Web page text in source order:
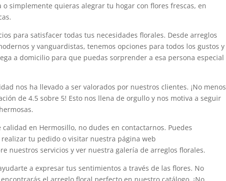
simplemente quieras alegrar tu hogar con flores frescas, en
para satisfacer todas tus necesidades florales. Desde arreglos
y vanguardistas, tenemos opciones para todos los gustos y
a domicilio para que puedas sorprender a esa persona especial
nos ha llevado a ser valorados por nuestros clientes. ¡No menos
de 4.5 sobre 5! Esto nos llena de orgullo y nos motiva a seguir
en Hermosillo, no dudes en contactarnos. Puedes
tu pedido o visitar nuestra página web
nuestros servicios y ver nuestra galería de arreglos florales.
a expresar tus sentimientos a través de las flores. No
el arreglo floral perfecto en nuestro catálogo. ¡No